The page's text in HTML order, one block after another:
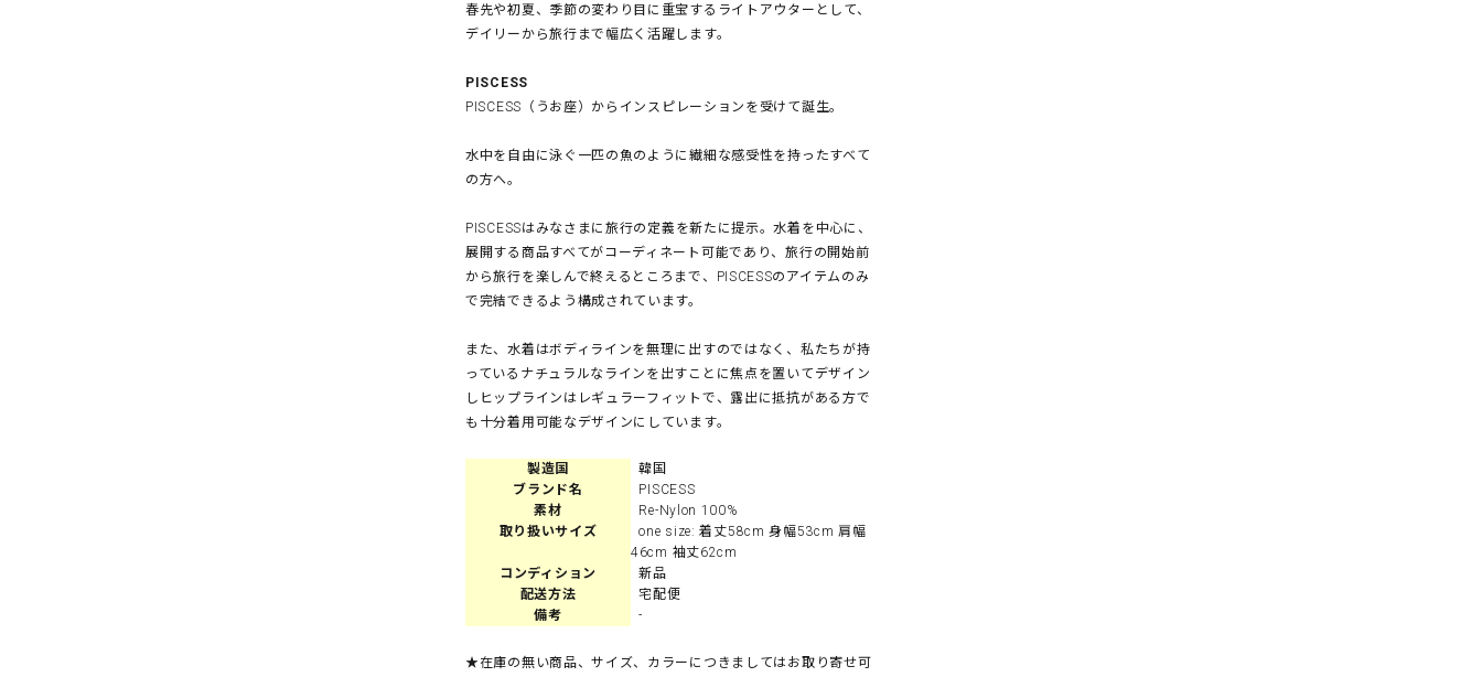
春先や初夏、季節の変わり目に重宝するライトアウターとして、
デイリーから旅行まで幅広く活躍します。
PISCESS
PISCESS（うお座）からインスピレーションを受けて誕生。
水中を自由に泳ぐ一匹の魚のように繊細な感受性を持ったすべて
の方へ。
PISCESSはみなさまに旅行の定義を新たに提示。水着を中心に、
展開する商品すべてがコーディネート可能であり、旅行の開始前
から旅行を楽しんで終えるところまで、PISCESSのアイテムのみ
で完結できるよう構成されています。
また、水着はボディラインを無理に出すのではなく、私たちが持
っているナチュラルなラインを出すことに焦点を置いてデザイン
しヒップラインはレギュラーフィットで、露出に抵抗がある方で
も十分着用可能なデザインにしています。
製造国
韓国
ブランド名
PISCESS
素材
Re-Nylon 100%
取り扱いサイズ
one size: 着丈58cm 身幅53cm 肩幅
46cm 袖丈62cm
コンディション
新品
配送方法
宅配便
備考
-
★在庫の無い商品、サイズ、カラーにつきましてはお取り寄せ可